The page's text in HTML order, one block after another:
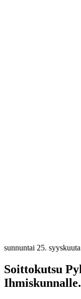
sunnuntai 25. syyskuuta
Soittokutsu